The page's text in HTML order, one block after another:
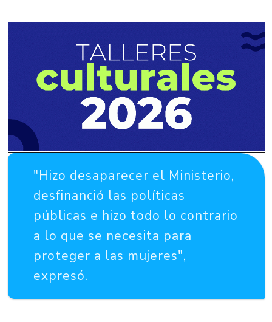
"Hizo desaparecer el Ministerio,
desfinanció las políticas
públicas e hizo todo lo contrario
a lo que se necesita para
proteger a las mujeres",
expresó.